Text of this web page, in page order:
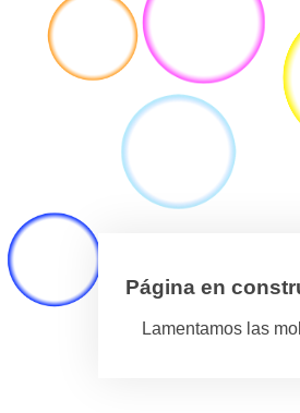
Página en
Lamentamos las